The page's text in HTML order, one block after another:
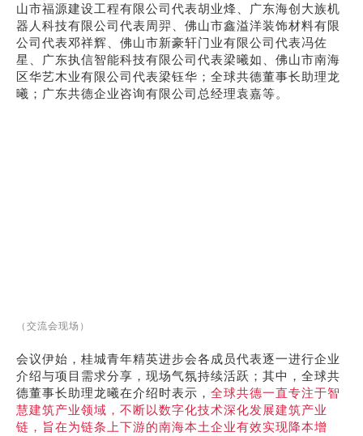
山市福源建设工程有限公司代表胡业烽、广东海创大族机
器人科技有限公司代表周羿、佛山市鑫溢洋装饰材料有限
公司代表邓祥辉、佛山市新豪轩门业有限公司代表冯佐
星、广东执信智能科技有限公司代表梁曦如、佛山市南海
区华艺木业有限公司代表梁钰华；全球共德董事长助理龙
曦；广东共德企业咨询有限公司总经理袁嘉等。
（交流会现场）
会议伊始，桂城青年精英进步会各成员代表逐一进行企业
介绍与项目需求分享，现场气氛持续活跃；其中，全球共
德董事长助理龙曦在介绍时表示， 全球共德一直专注于智
慧建筑产业领域，不断以数字化技术深化发展建筑产业
链，旨在为链条上下游的南海本土企业有效实现降本增